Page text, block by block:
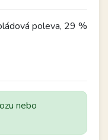
poleva, 29 %
nebo